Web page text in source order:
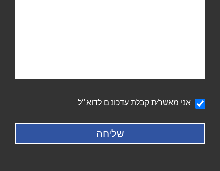
הודעהאני מאשר∕ת קבלת עדכונים לדוא״ל